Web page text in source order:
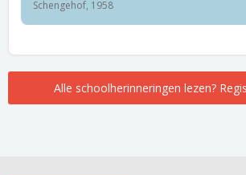
Schengehof, 1958
Alle schoolherinneringen lezen?